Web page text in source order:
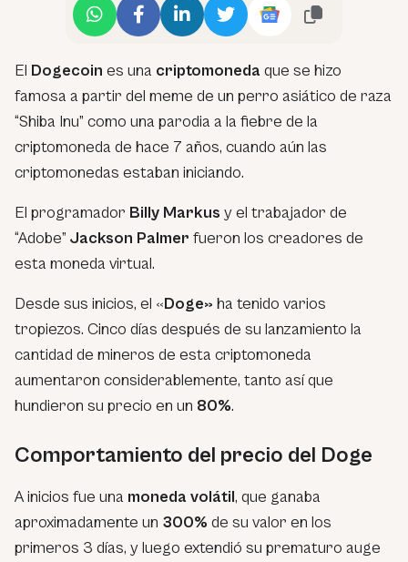
El Dogecoin es una criptomoneda que se hizo
famosa a partir del meme de un perro asiático de raza
“Shiba Inu” como una parodia a la fiebre de la
criptomoneda de hace 7 años, cuando aún las
criptomonedas estaban iniciando.
El programador Billy Markus y el trabajador de
“Adobe” Jackson Palmer fueron los creadores de
esta moneda virtual.
Desde sus inicios, el «Doge» ha tenido varios
tropiezos. Cinco días después de su lanzamiento la
cantidad de mineros de esta criptomoneda
aumentaron considerablemente, tanto así que
hundieron su precio en un 80%.
Comportamiento del precio del Doge
A inicios fue una moneda volátil, que ganaba
aproximadamente un 300% de su valor en los
primeros 3 días, y luego extendió su prematuro auge